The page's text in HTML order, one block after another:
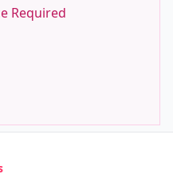
Required